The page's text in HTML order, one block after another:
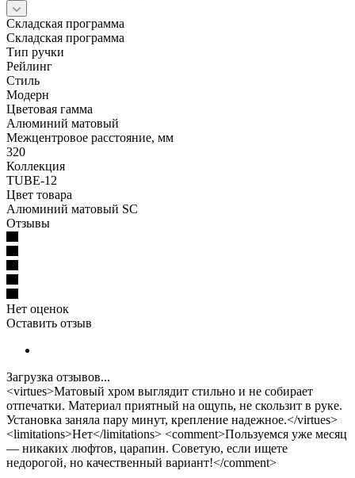
Складская программа
Складская программа
Тип ручки
Рейлинг
Стиль
Модерн
Цветовая гамма
Алюминий матовый
Межцентровое расстояние, мм
320
Коллекция
TUBE-12
Цвет товара
Алюминий матовый SC
Отзывы
Нет оценок
Оставить отзыв
Загрузка отзывов...
<virtues>Матовый хром выглядит стильно и не собирает
отпечатки. Материал приятный на ощупь, не скользит в руке.
Установка заняла пару минут, крепление надежное.</virtues>
<limitations>Нет</limitations> <comment>Пользуемся уже месяц
— никаких люфтов, царапин. Советую, если ищете
недорогой, но качественный вариант!</comment>